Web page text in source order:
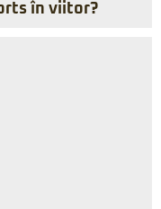
în viitor?